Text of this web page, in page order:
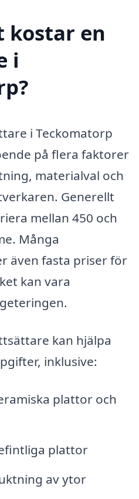
kostar en
i
i Teckomatorp
på flera faktorer
materialval och
Generellt
mellan 450 och
Många
även fasta priser för
kan vara
kan hjälpa
inklusive:
plattor och
plattor
av ytor